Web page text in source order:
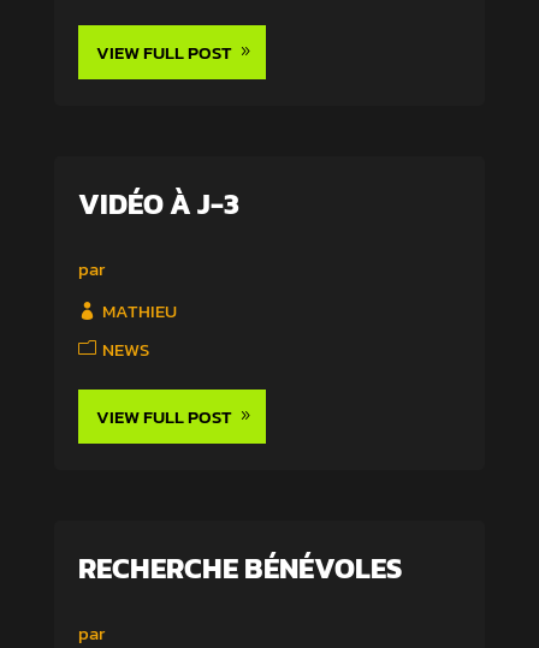
VIEW FULL POST
VIDÉO À J-3
par
MATHIEU
NEWS
VIEW FULL POST
RECHERCHE BÉNÉVOLES
par